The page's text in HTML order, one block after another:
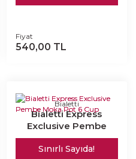
Fiyat
540,00 TL
Bialetti
Bialetti Express
Exclusive Pembe
Moka Pot 6 Cup
Sınırlı Sayıda!